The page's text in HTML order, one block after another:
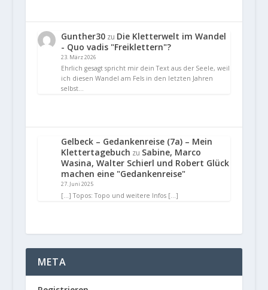
Gunther30zu Die Kletterwelt im Wandel
- Quo vadis "Freiklettern"?
23. März 2026
Ehrlich gesagt spricht mir dein Text aus der Seele, weil
ich diesen Wandel am Fels in den letzten Jahren
selbst…
Gelbeck – Gedankenreise (7a) – Mein
Klettertagebuch zu Sabine, Marco
Wasina, Walter Schierl und Robert Glück
machen eine "Gedankenreise"
27. Juni 2025
[…] Topos: Topo und weitere Infos […]
META